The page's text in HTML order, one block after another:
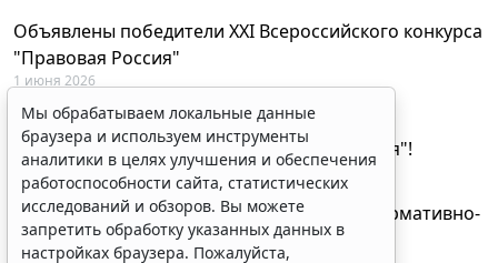
Объявлены победители XXI Всероссийского конкурса
"Правовая Россия"
1 июня 2026
29 мая будут объявлены лауреаты XXI
Всероссийского конкурса "Правовая Россия"!
27 мая 2026
AI-ассистент Искра теперь анализирует нормативно-
техническую документацию
Мы обрабатываем локальные данные
браузера и используем инструменты
аналитики в целях улучшения и обеспечения
работоспособности сайта, статистических
исследований и обзоров. Вы можете
запретить обработку указанных данных в
настройках браузера. Пожалуйста,